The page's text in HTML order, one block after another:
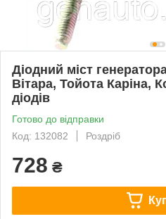
Діодний міст
Вітара, Тойота Каріна,
діодів
Готово до відправки
Код: 132082
Роздріб
728 ₴